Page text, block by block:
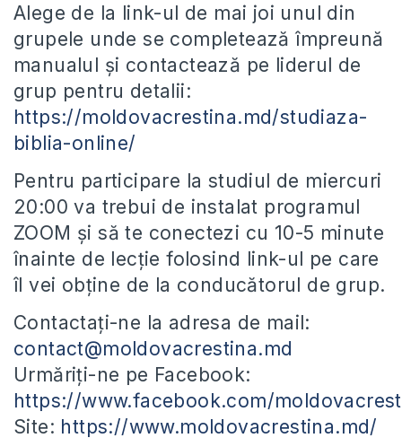
Alege de la link-ul de mai joi unul din
grupele unde se completează împreună
manualul și contactează pe liderul de
grup pentru detalii:
https://moldovacrestina.md/studiaza-
biblia-online/
Pentru participare la studiul de miercuri
20:00 va trebui de instalat programul
ZOOM și să te conectezi cu 10-5 minute
înainte de lecție folosind link-ul pe care
îl vei obține de la conducătorul de grup.
Contactați-ne la adresa de mail:
contact@moldovacrestina.md
Urmăriți-ne pe Facebook:
https://www.facebook.com/
Site: https://www.moldovacrestina.md/